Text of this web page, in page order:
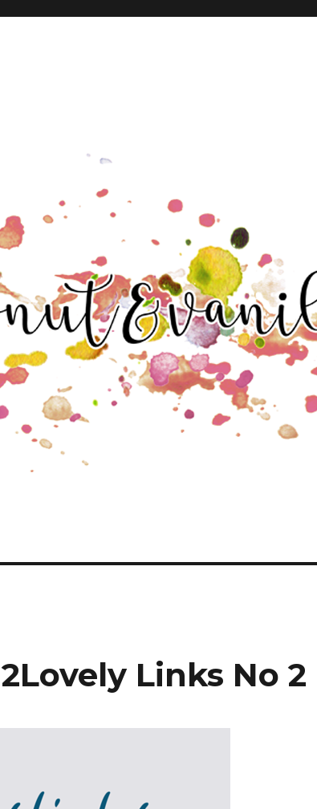
Lovely Links No 2